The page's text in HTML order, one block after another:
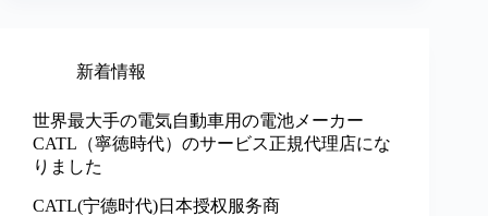
新着情報
世界最大手の電気自動車用の電池メーカー
CATL（寧徳時代）のサービス正規代理店にな
りました
CATL(宁德时代)日本授权服务商